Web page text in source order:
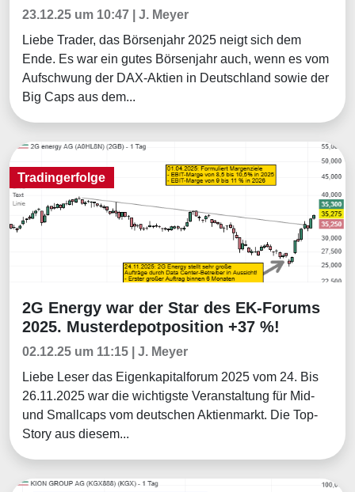
23.12.25 um 10:47 | J. Meyer
Liebe Trader, das Börsenjahr 2025 neigt sich dem
Ende. Es war ein gutes Börsenjahr auch, wenn es vom
Aufschwung der DAX-Aktien in Deutschland sowie der
Big Caps aus dem...
Tradingerfolge
Tradingerfolge
2G Energy war der Star des EK-Forums
2025. Musterdepotposition +37 %!
02.12.25 um 11:15 | J. Meyer
Liebe Leser das Eigenkapitalforum 2025 vom 24. Bis
26.11.2025 war die wichtigste Veranstaltung für Mid-
und Smallcaps vom deutschen Aktienmarkt. Die Top-
Story aus diesem...